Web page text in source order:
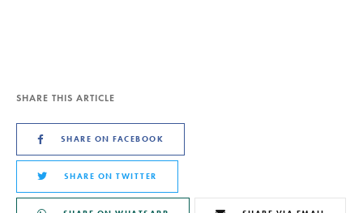
SHARE THIS ARTICLE
SHARE ON FACEBOOK
SHARE ON TWITTER